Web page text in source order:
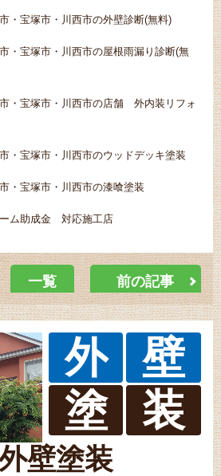
・宝塚市・川西市の外壁診断(無料)
・宝塚市・川西市の屋根雨漏り診断(無
・宝塚市・川西市の店舗 外内装リフォ
・宝塚市・川西市のウッドデッキ塗装
・宝塚市・川西市の漆喰塗装
ム助成金 対応施工店
一覧 前の記事
外
壁
塗
装
壁塗装